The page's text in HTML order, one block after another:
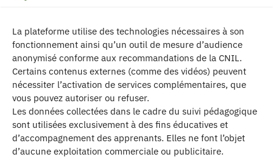
La plateforme utilise des technologies nécessaires à son
fonctionnement ainsi qu’un outil de mesure d’audience
anonymisé conforme aux recommandations de la CNIL.
Certains contenus externes (comme des vidéos) peuvent
nécessiter l’activation de services complémentaires, que
vous pouvez autoriser ou refuser.
Les données collectées dans le cadre du suivi pédagogique
sont utilisées exclusivement à des fins éducatives et
d’accompagnement des apprenants. Elles ne font l’objet
d’aucune exploitation commerciale ou publicitaire.
Suivez-nous
| Les contenus publiés sur ce site sont